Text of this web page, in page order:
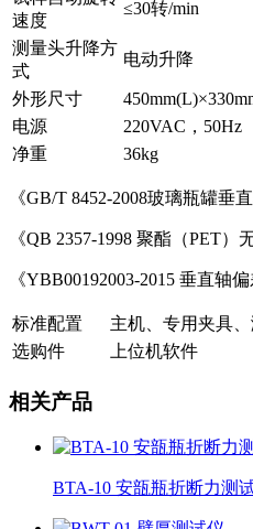
速度
≤30转/min
测量头升降方
式
电动升降
外形尺寸
电源
220VAC，50Hz
净重
36kg
《GB/T 8452-2008玻璃瓶罐垂
《QB 2357-1998 聚酯（PET）
《YBB00192003-2015 垂直轴偏
标准配置
主机、专用夹具
选购件
上位机软件
相关产品
BTA-10 安瓿瓶折断力测